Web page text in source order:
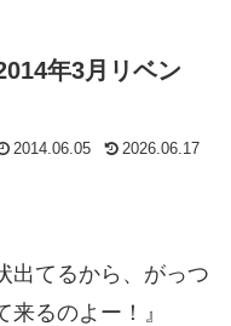
年3月リベン
2014.06.05 2026.06.17
出てるから、がっつ
るのよー！』